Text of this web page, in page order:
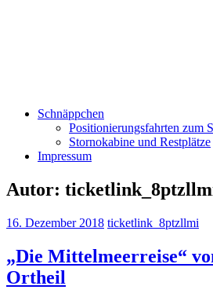
Schnäppchen
Positionierungsfahrten zum
Stornokabine und Restplätze
Impressum
Autor:
16. Dezember 2018 ticketlink_8ptzllmi
„Die Mittelmeerreise“
Ortheil